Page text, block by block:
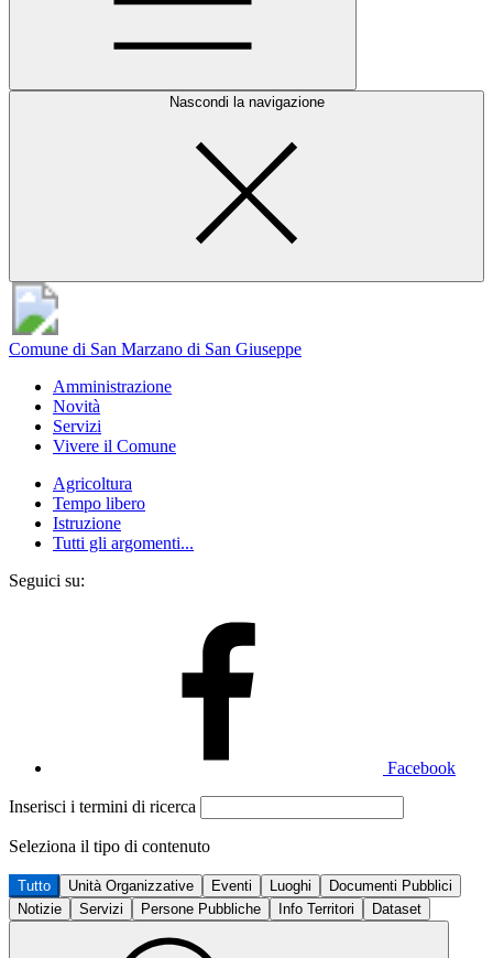
Nascondi la navigazione
Comune di San Marzano di San Giuseppe
Amministrazione
Novità
Servizi
Vivere il Comune
Agricoltura
Tempo libero
Istruzione
Tutti gli argomenti...
Seguici su:
Facebook
Inserisci i termini di ricerca
Seleziona il tipo di contenuto
Tutto Unità Organizzative Eventi Luoghi
Documenti Pubblici
Notizie
Servizi Persone Pubbliche Info Territori Dataset